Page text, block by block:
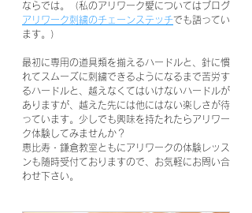
ならでは。（私のアリワーク愛についてはブログ
アリワーク刺繍のチェーンステッチでも語ってい
ます。）
最初に専用の道具類を揃えるハードルと、針に慣
れてスムーズに刺繍できるようになるまで苦労す
るハードルと、越えなくてはいけないハードルが
ありますが、越えた先には他にはない楽しさが待
っています。少しでも興味を持たれたらアリワー
ク体験してみませんか？
恵比寿・鎌倉教室ともにアリワークの体験レッス
ンも随時受付ておりますので、お気軽にお問い合
わせ下さい。